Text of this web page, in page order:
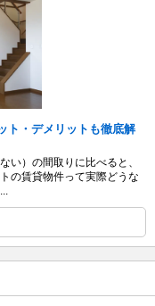
ト・デメリットも徹底解
い）の間取りに比べると、
の賃貸物件って実際どうな